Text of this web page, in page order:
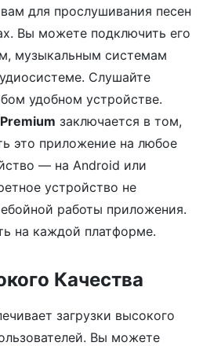
для прослушивания песен
Вы можете подключить его
музыкальным системам
Слушайте
удобном устройстве.
заключается в том,
это приложение на любое
— на Android или
устройство не
работы приложения.
на каждой платформе.
Качества
загрузки высокого
Вы можете